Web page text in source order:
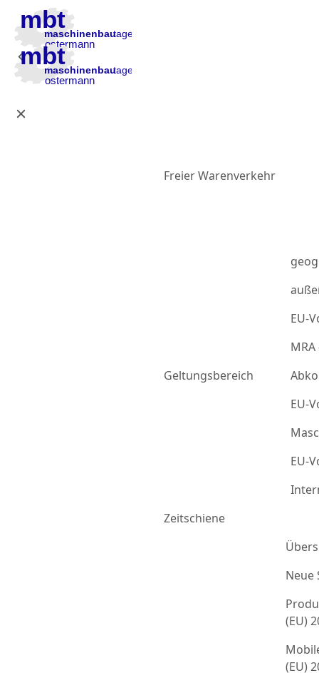
Zur Hauptnavigation
Zum Inhalt
Zur Fußzeile
Freier Warenverkehr
Geltungsbereich
EU-
EU-
EU-
Zeitschiene
Neue
(EU)
(EU)